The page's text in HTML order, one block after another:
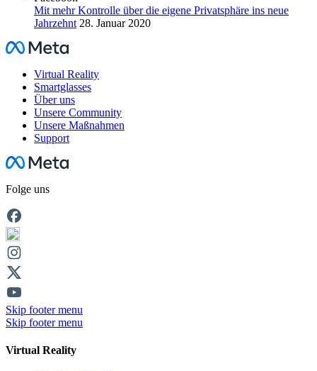
Mit mehr Kontrolle über die eigene Privatsphäre ins neue
Jahrzehnt 28. Januar 2020
Facebook
Virtual Reality
Smartglasses
Über uns
Unsere Community
Unsere Maßnahmen
Support
Facebook
Folge uns
Skip footer menu
Skip footer menu
Virtual Reality